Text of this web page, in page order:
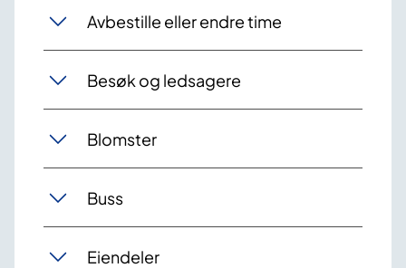
Avbestille eller endre time
Besøk og ledsagere
Blomster
Buss
Eiendeler